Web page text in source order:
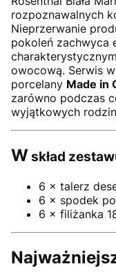
rozpoznawalnych
Nieprzerwanie
pokoleń zachwyca
owocową. Serwis
porcelany Made in
zarówno podczas
wyjątkowych
Wskład
6 × talerz
6 × spodek
6 × filiżanka